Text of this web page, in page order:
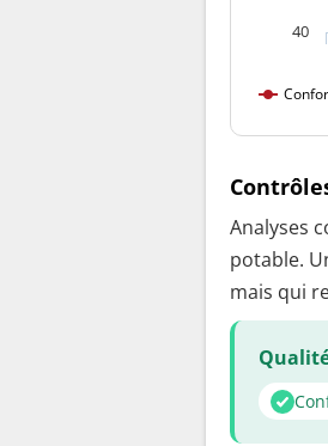
40
Analyses
potable.
mais qui